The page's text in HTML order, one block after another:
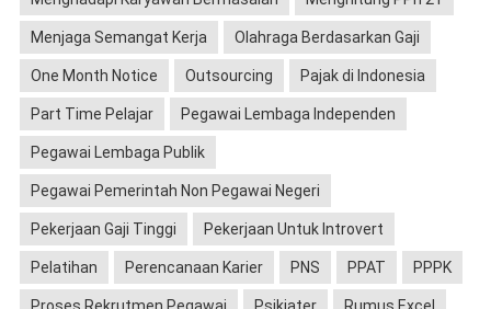
Menjaga Semangat Kerja Olahraga Berdasarkan Gaji
One Month Notice Outsourcing Pajak di Indonesia
Part Time Pelajar Pegawai Lembaga Independen
Pegawai Lembaga Publik
Pegawai Pemerintah Non Pegawai Negeri
Pekerjaan Gaji Tinggi Pekerjaan Untuk Introvert
Pelatihan Perencanaan Karier PNS PPAT PPPK